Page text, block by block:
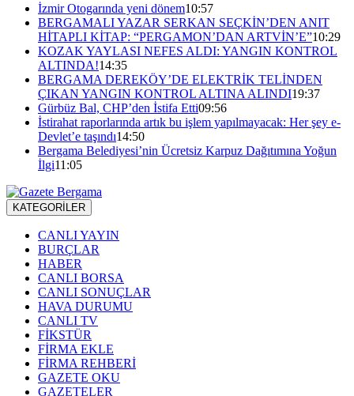
İzmir Otogarında yeni dönem10:57
BERGAMALI YAZAR SERKAN SEÇKİN’DEN ANIT
HİTAPLI KİTAP: “PERGAMON’DAN ARTVİN’E”10:29
KOZAK YAYLASI NEFES ALDI: YANGIN KONTROL
ALTINDA!14:35
BERGAMA DEREKÖY’DE ELEKTRİK TELİNDEN
ÇIKAN YANGIN KONTROL ALTINA ALINDI19:37
Gürbüz Bal, CHP’den İstifa Etti09:56
İstirahat raporlarında artık bu işlem yapılmayacak: Her şey e-
Devlet’e taşındı14:50
Bergama Belediyesi’nin Ücretsiz Karpuz Dağıtımına Yoğun
İlgi11:05
KATEGORİLER
CANLI YAYIN
BURÇLAR
HABER
CANLI BORSA
CANLI SONUÇLAR
HAVA DURUMU
CANLI TV
FİKSTÜR
FİRMA EKLE
FİRMA REHBERİ
GAZETE OKU
GAZETELER